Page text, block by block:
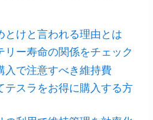
とけと言われる理由とは
リー寿命の関係をチェック
入で注意すべき維持費
テスラをお得に購入する方